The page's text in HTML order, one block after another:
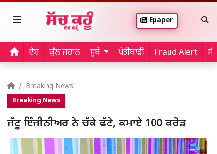
Epaper
ਦੇਸ਼ ਕੁੱਲ ਜਹਾਨ ਸੂਬੇ ਖੇਤੀਬਾੜੀ Fraud Alert
Breaking News
Breaking News
ਜੱਟੂ ਇੰਜੀਨੀਅਰ ਨੇ ਚੱਕੇ ਫੱਟੇ, ਕਮਾਏ 100 ਕਰੋੜ